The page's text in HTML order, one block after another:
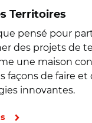
Territoires
pensé pour
des projets de
une maison
façons de faire et
innovantes.